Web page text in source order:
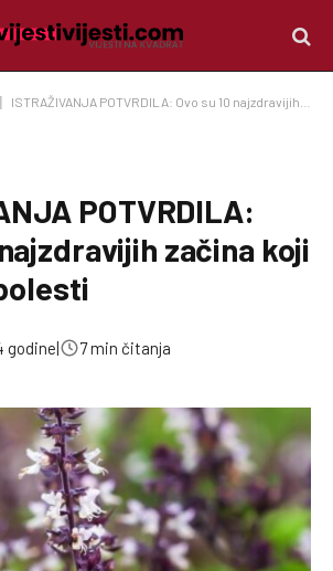
ISTRAŽIVANJA POTVRDILA: Ovo su 10 najzdravijih začina koji liječe niz bolesti
POTVRDILA:
začina koji
godine| 7 min čitanja